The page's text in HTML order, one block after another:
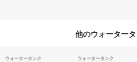
他のウォータータ
ウォータータンク ウォータータンク